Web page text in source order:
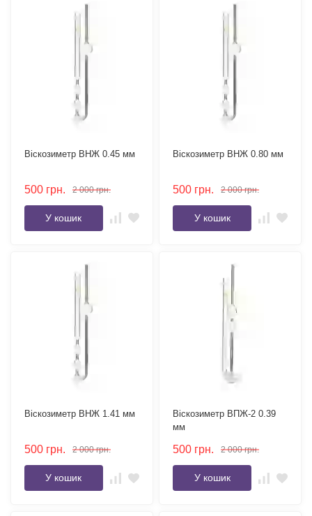
Віскозиметр ВНЖ 0.45 мм
500 грн. 2 000 грн.
У кошик
Віскозиметр ВНЖ 0.80 мм
500 грн. 2 000 грн.
У кошик
Віскозиметр ВНЖ 1.41 мм
500 грн. 2 000 грн.
У кошик
Віскозиметр ВПЖ-2 0.39
мм
500 грн. 2 000 грн.
У кошик